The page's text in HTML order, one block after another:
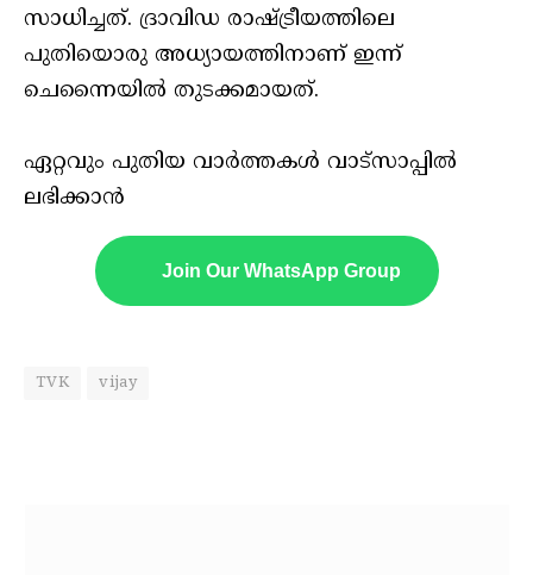
സാധിച്ചത്. ദ്രാവിഡ രാഷ്ട്രീയത്തിലെ
പുതിയൊരു അധ്യായത്തിനാണ് ഇന്ന്
ചെന്നൈയിൽ തുടക്കമായത്.
ഏറ്റവും പുതിയ വാർത്തകൾ വാട്സാപ്പിൽ
ലഭിക്കാൻ
Join Our WhatsApp Group
TVK vijay